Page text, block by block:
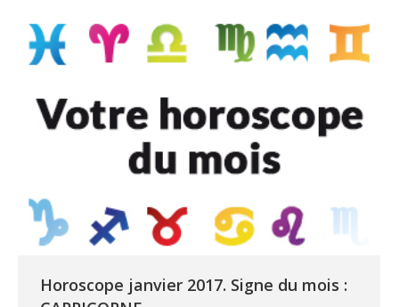
Horoscope janvier 2017. Signe du mois :